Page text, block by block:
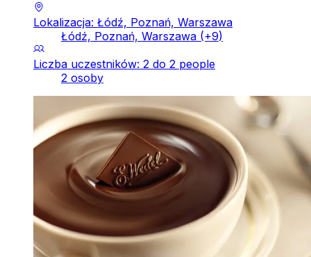
Lokalizacja: Łódź, Poznań, Warszawa
Łódź, Poznań, Warszawa (+9)
Liczba uczestników: 2 do 2 people
2 osoby